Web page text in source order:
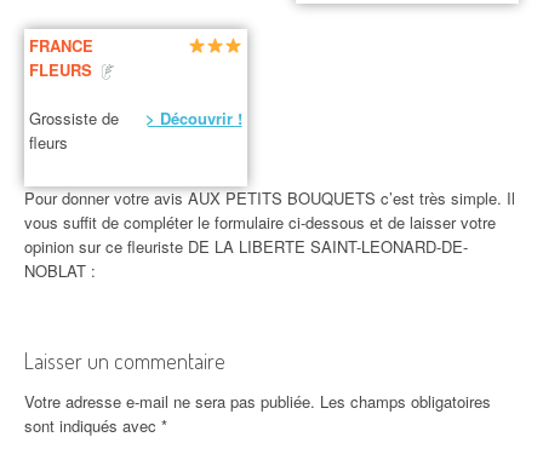
FRANCE
FLEURS
Grossiste de
fleurs
> Découvrir !
Pour donner votre avis AUX PETITS BOUQUETS c’est très simple. Il
vous suffit de compléter le formulaire ci-dessous et de laisser votre
opinion sur ce fleuriste DE LA LIBERTE SAINT-LEONARD-DE-
NOBLAT :
Laisser un commentaire
Votre adresse e-mail ne sera pas publiée. Les champs obligatoires
sont indiqués avec *